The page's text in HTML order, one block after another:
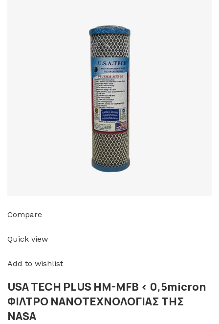
Compare
Quick view
Add to wishlist
USA TECH PLUS HM-MFB < 0,5micron
ΦΙΛΤΡΟ ΝΑΝΟΤΕΧΝΟΛΟΓΙΑΣ ΤΗΣ
NASA